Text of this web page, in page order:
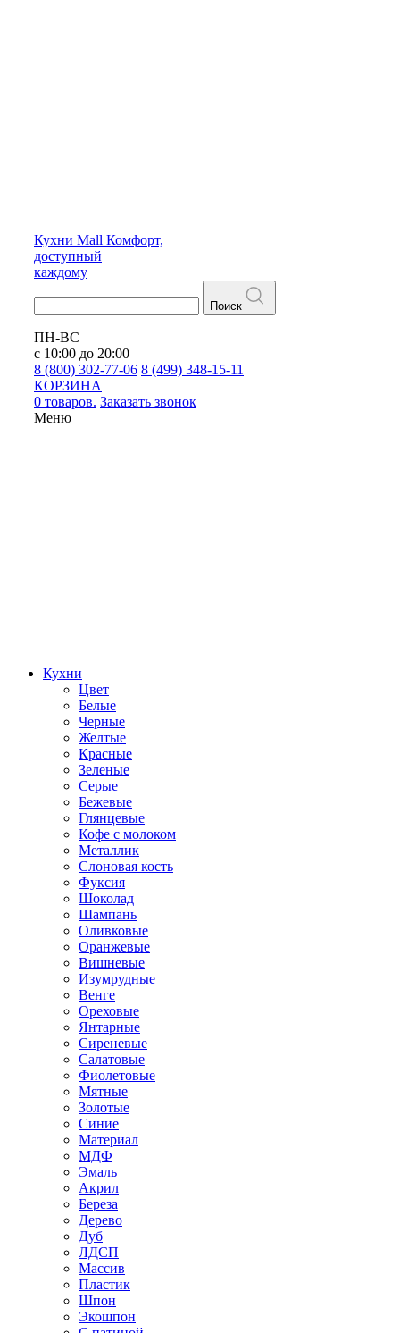
Кухни Mall Комфорт,
доступный
каждому
Поиск
ПН-ВС
с 10:00 до 20:00
8 (800) 302-77-06 8 (499) 348-15-11
КОРЗИНА
0 товаров. Заказать звонок
Меню
Кухни
Цвет
Белые
Черные
Желтые
Красные
Зеленые
Серые
Бежевые
Глянцевые
Кофе с молоком
Металлик
Слоновая кость
Фуксия
Шоколад
Шампань
Оливковые
Оранжевые
Вишневые
Изумрудные
Венге
Ореховые
Янтарные
Сиреневые
Салатовые
Фиолетовые
Мятные
Золотые
Синие
Материал
МДФ
Эмаль
Акрил
Береза
Дерево
Дуб
ЛДСП
Массив
Пластик
Шпон
Экошпон